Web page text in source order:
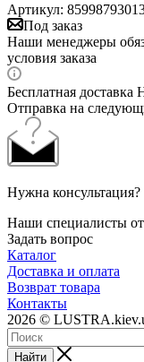
Артикул:
Под заказ
Наши менеджеры
условия заказа
Бесплатная
Отправка на
Нужна консультация?
Наши специалисты
Задать вопрос
Каталог
Доставка и оплата
Возврат товара
Контакты
2026 ©
Найти